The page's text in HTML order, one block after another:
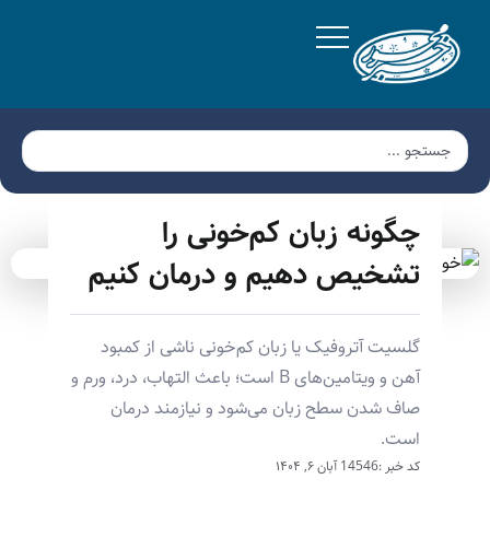
چگونه زبان کم‌خونی را
تشخیص دهیم و درمان کنیم
گلسیت آتروفیک یا زبان کم‌خونی ناشی از کمبود
آهن و ویتامین‌های B است؛ باعث التهاب، درد، ورم و
صاف شدن سطح زبان می‌شود و نیازمند درمان
است.
کد خبر :14546 آبان ۶, ۱۴۰۴